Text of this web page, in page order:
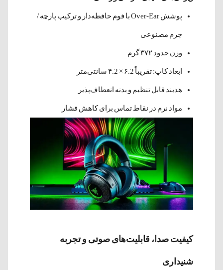
پوشش Over-Ear با فوم حافظه‌دار و ترکیب پارچه /
چرم مصنوعی
وزن حدود ۳۷۲ گرم
ابعاد کاپ: تقریباً ۶.2 × ۴.2 سانتی‌متر
هدبند قابل تنظیم و بدنه انعطاف‌پذیر
مواد نرم در نقاط تماس برای کاهش فشار
کیفیت صدا، قابلیت‌های صوتی و تجربه
شنیداری